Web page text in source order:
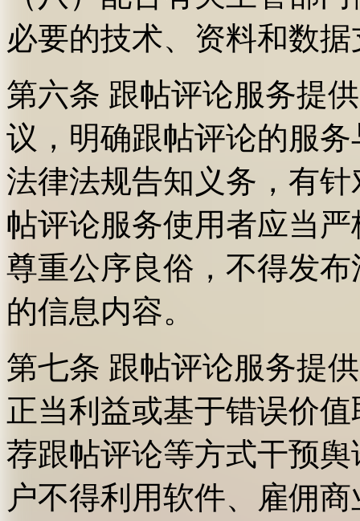
必要的技术、资料和数
第六条 跟帖评论服务提
议，明确跟帖评论的服
法律法规告知义务，有
帖评论服务使用者应当
尊重公序良俗，不得发
的信息内容。
第七条 跟帖评论服务提
正当利益或基于错误价
荐跟帖评论等方式干预
户不得利用软件、雇佣